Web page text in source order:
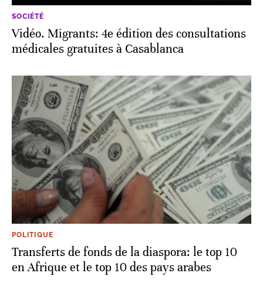
SOCIÉTÉ
Vidéo. Migrants: 4e édition des consultations
médicales gratuites à Casablanca
POLITIQUE
Transferts de fonds de la diaspora: le top 10
en Afrique et le top 10 des pays arabes